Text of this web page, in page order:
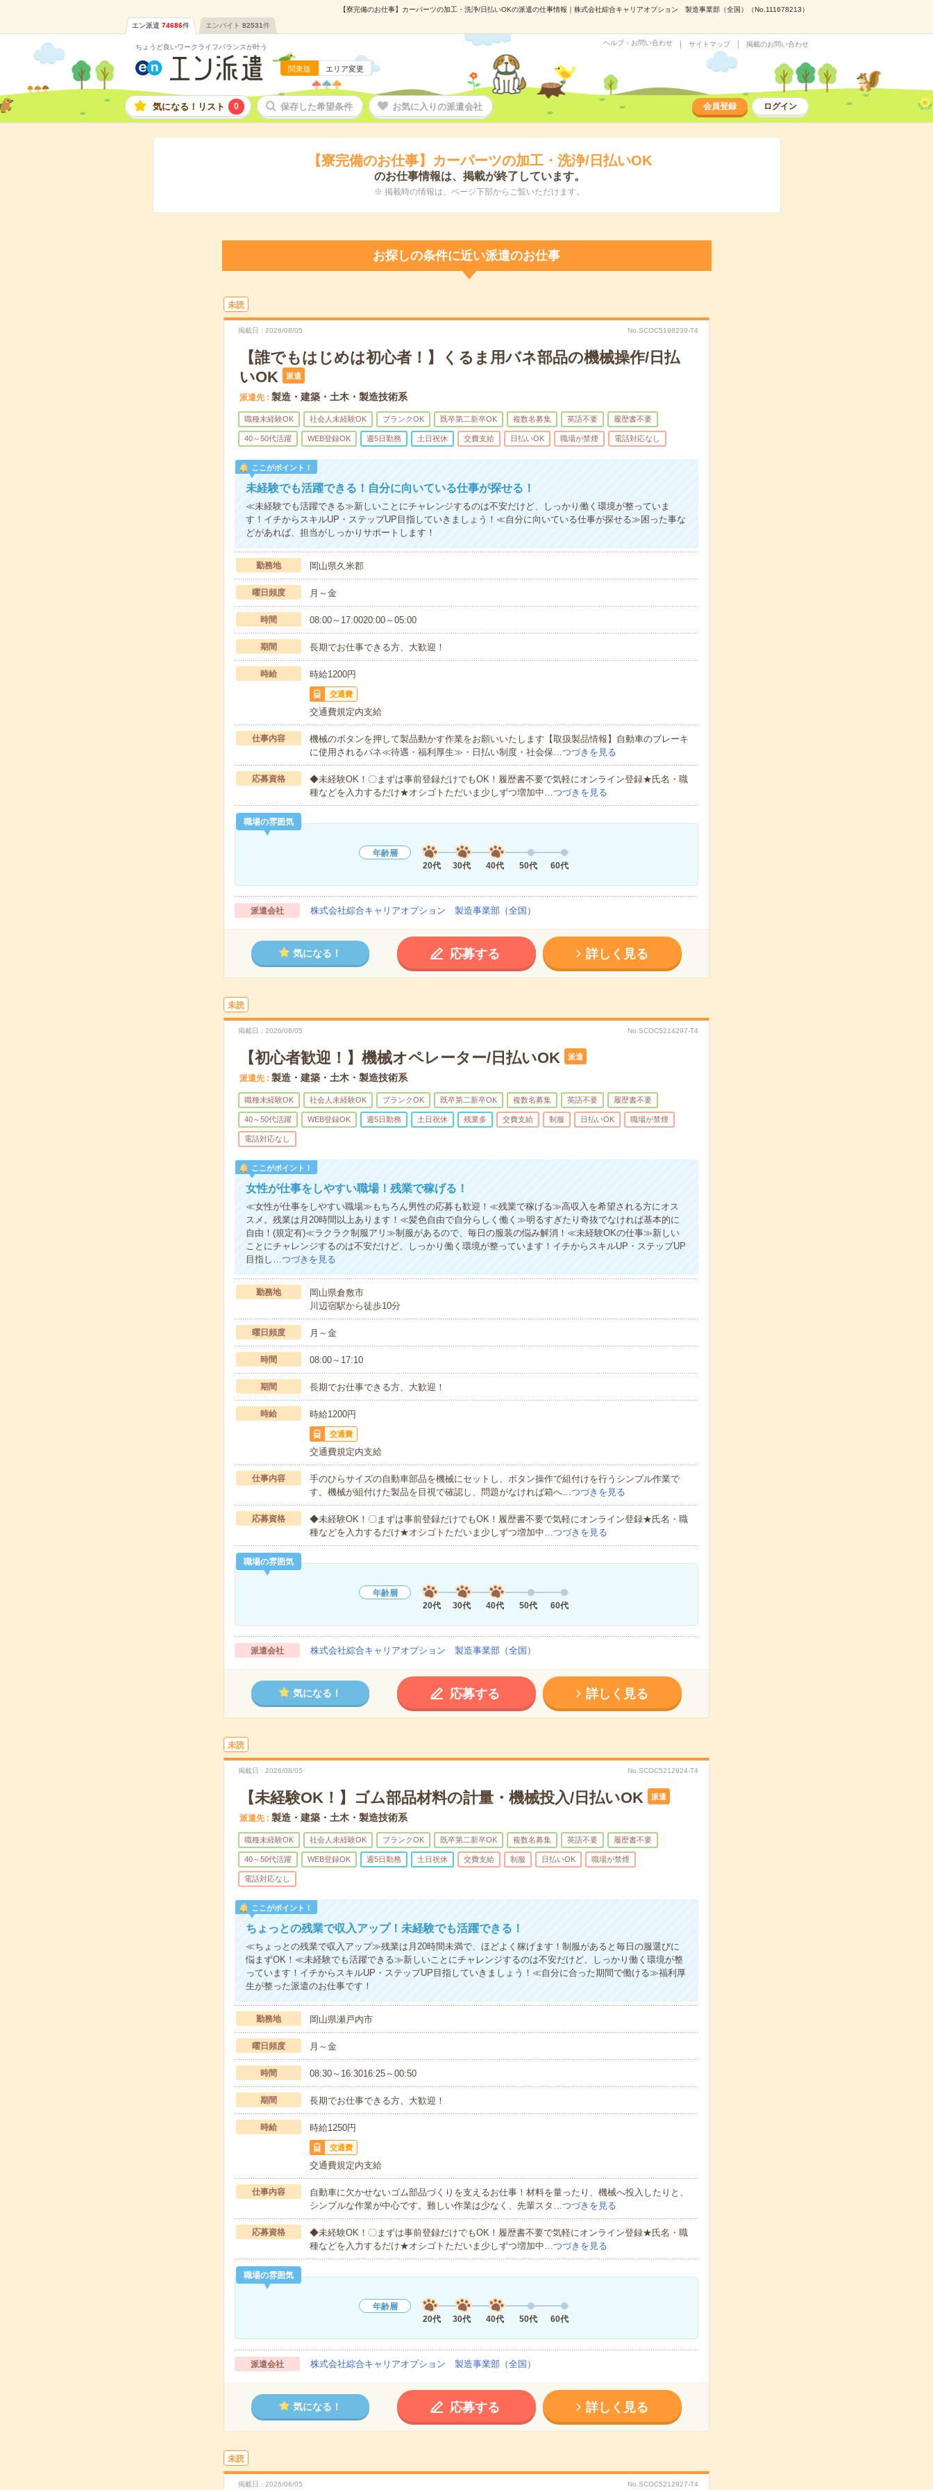
【寮完備のお仕事】カーパーツの加工・洗浄/日払いOKの派遣の仕事情報｜株式会社綜合キャリアオプション 製造事業部（全国）（No.111678213）
エン派遣 74686件 エンバイト 82531件
ちょうど良いワークライフバランスが叶う
関東版 エリア変更
ヘルプ・お問い合わせ サイトマップ 掲載のお問い合わせ
気になる！リスト 0 保存した希望条件 お気に入りの派遣会社 会員登録 ログイン
【寮完備のお仕事】カーパーツの加工・洗浄/日払いOK
のお仕事情報は、掲載が終了しています。
※ 掲載時の情報は、ページ下部からご覧いただけます。
お探しの条件に近い派遣のお仕事
未読
掲載日 2026/08/05 No.SCOC5198239-T4
【誰でもはじめは初心者！】くるま用バネ部品の機械操作/日払
いOK
派遣
派遣先 製造・建築・土木・製造技術系
職種未経験OK 社会人未経験OK ブランクOK 既卒第二新卒OK 複数名募集 英語不要 履歴書不要
40～50代活躍 WEB登録OK 週5日勤務 土日祝休 交費支給 日払いOK 職場が禁煙 電話対応なし
ここがポイント！
未経験でも活躍できる！自分に向いている仕事が探せる！
≪未経験でも活躍できる≫新しいことにチャレンジするのは不安だけど、しっかり働く環境が整っていま
す！イチからスキルUP・ステップUP目指していきましょう！≪自分に向いている仕事が探せる≫困った事な
どがあれば、担当がしっかりサポートします！
勤務地 岡山県久米郡
曜日頻度 月～金
時間 08:00～17:0020:00～05:00
期間 長期でお仕事できる方、大歓迎！
時給 時給1200円
交通費
交通費規定内支給
仕事内容
機械のボタンを押して製品動かす作業をお願いいたします【取扱製品情報】自動車のブレーキ
に使用されるバネ≪待遇・福利厚生≫・日払い制度・社会保…つづきを見る
応募資格
◆未経験OK！〇まずは事前登録だけでもOK！履歴書不要で気軽にオンライン登録★氏名・職
種などを入力するだけ★オシゴトただいま少しずつ増加中…つづきを見る
職場の雰囲気
年齢層
20代
30代 40代 50代 60代
派遣会社 株式会社綜合キャリアオプション 製造事業部（全国）
気になる！ 応募する 詳しく見る
未読
掲載日 2026/08/05 No.SCOC5214297-T4
【初心者歓迎！】機械オペレーター/日払いOK 派遣
派遣先 製造・建築・土木・製造技術系
職種未経験OK 社会人未経験OK ブランクOK 既卒第二新卒OK 複数名募集 英語不要 履歴書不要
40～50代活躍 WEB登録OK 週5日勤務 土日祝休 残業多 交費支給 制服 日払いOK 職場が禁煙
電話対応なし
ここがポイント！
女性が仕事をしやすい職場！残業で稼げる！
≪女性が仕事をしやすい職場≫もちろん男性の応募も歓迎！≪残業で稼げる≫高収入を希望される方にオス
スメ。残業は月20時間以上あります！≪髪色自由で自分らしく働く≫明るすぎたり奇抜でなければ基本的に
自由！(規定有)≪ラクラク制服アリ≫制服があるので、毎日の服装の悩み解消！≪未経験OKの仕事≫新しい
ことにチャレンジするのは不安だけど、しっかり働く環境が整っています！イチからスキルUP・ステップUP
目指し…つづきを見る
勤務地
岡山県倉敷市
川辺宿駅から徒歩10分
曜日頻度 月～金
時間 08:00～17:10
期間 長期でお仕事できる方、大歓迎！
時給 時給1200円
交通費
交通費規定内支給
仕事内容
手のひらサイズの自動車部品を機械にセットし、ボタン操作で組付けを行うシンプル作業で
す。機械が組付けた製品を目視で確認し、問題がなければ箱へ…つづきを見る
応募資格
◆未経験OK！〇まずは事前登録だけでもOK！履歴書不要で気軽にオンライン登録★氏名・職
種などを入力するだけ★オシゴトただいま少しずつ増加中…つづきを見る
職場の雰囲気
年齢層
20代
30代 40代 50代 60代
派遣会社 株式会社綜合キャリアオプション 製造事業部（全国）
気になる！ 応募する 詳しく見る
未読
掲載日 2026/08/05 No.SCOC5212924-T4
【未経験OK！】ゴム部品材料の計量・機械投入/日払いOK 派遣
派遣先 製造・建築・土木・製造技術系
職種未経験OK 社会人未経験OK ブランクOK 既卒第二新卒OK 複数名募集 英語不要 履歴書不要
40～50代活躍 WEB登録OK 週5日勤務 土日祝休 交費支給 制服 日払いOK 職場が禁煙
電話対応なし
ここがポイント！
ちょっとの残業で収入アップ！未経験でも活躍できる！
≪ちょっとの残業で収入アップ≫残業は月20時間未満で、ほどよく稼げます！制服があると毎日の服選びに
悩まずOK！≪未経験でも活躍できる≫新しいことにチャレンジするのは不安だけど、しっかり働く環境が整
っています！イチからスキルUP・ステップUP目指していきましょう！≪自分に合った期間で働ける≫福利厚
生が整った派遣のお仕事です！
勤務地 岡山県瀬戸内市
曜日頻度 月～金
時間 08:30～16:3016:25～00:50
期間 長期でお仕事できる方、大歓迎！
時給 時給1250円
交通費
交通費規定内支給
仕事内容
自動車に欠かせないゴム部品づくりを支えるお仕事！材料を量ったり、機械へ投入したりと、
シンプルな作業が中心です。難しい作業は少なく、先輩スタ…つづきを見る
応募資格
◆未経験OK！〇まずは事前登録だけでもOK！履歴書不要で気軽にオンライン登録★氏名・職
種などを入力するだけ★オシゴトただいま少しずつ増加中…つづきを見る
職場の雰囲気
年齢層
20代
30代 40代 50代 60代
派遣会社 株式会社綜合キャリアオプション 製造事業部（全国）
気になる！ 応募する 詳しく見る
未読
掲載日 2026/08/05 No.SCOC5212927-T4